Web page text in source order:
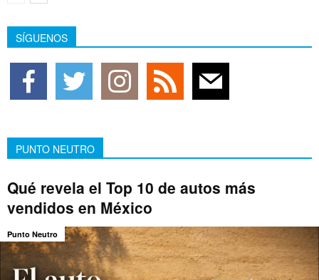
SÍGUENOS
PUNTO NEUTRO
Qué revela el Top 10 de autos más
vendidos en México
Punto Neutro